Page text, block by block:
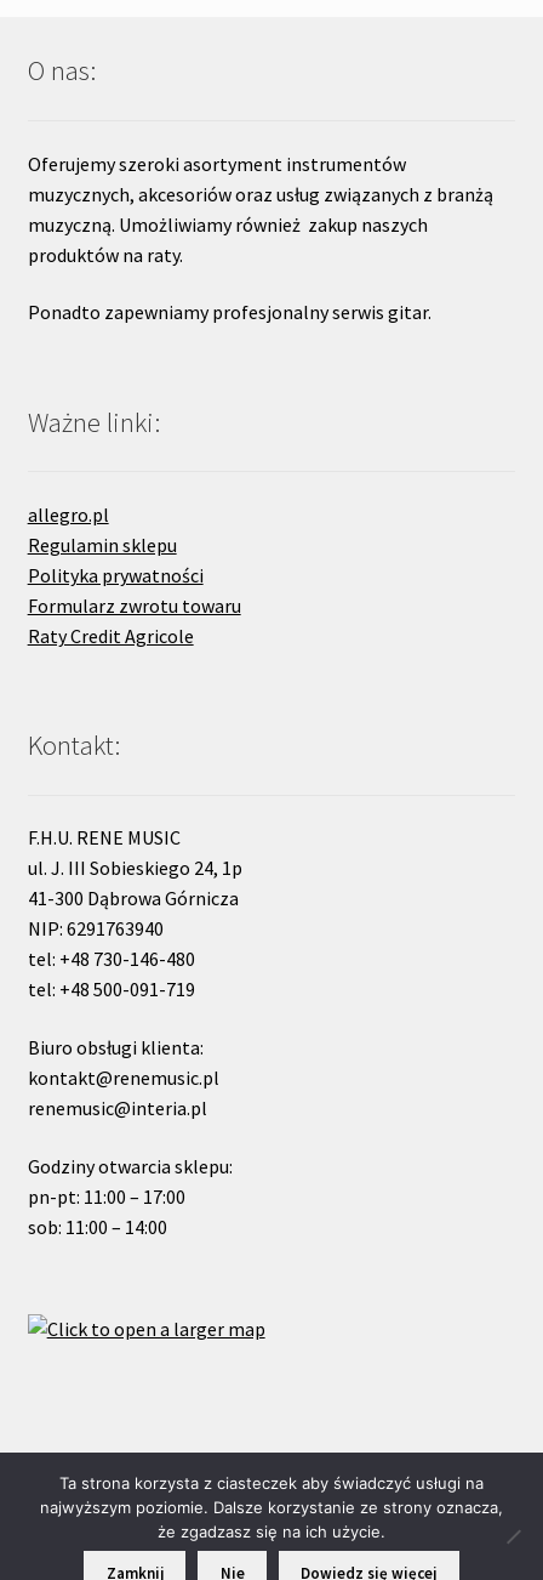
O nas:
Oferujemy szeroki asortyment instrumentów
muzycznych, akcesoriów oraz usług związanych z branżą
muzyczną. Umożliwiamy również zakup naszych
produktów na raty.
Ponadto zapewniamy profesjonalny serwis gitar.
Ważne linki:
allegro.pl
Regulamin sklepu
Polityka prywatności
Formularz zwrotu towaru
Raty Credit Agricole
Kontakt:
F.H.U. RENE MUSIC
ul. J. III Sobieskiego 24, 1p
41-300 Dąbrowa Górnicza
NIP: 6291763940
tel: +48 730-146-480
tel: +48 500-091-719
Biuro obsługi klienta:
kontakt@renemusic.pl
renemusic@interia.pl
Godziny otwarcia sklepu:
pn-pt: 11:00 – 17:00
sob: 11:00 – 14:00
© ReneMusic 2019 Powered by Michal Zalas
Ta strona korzysta z ciasteczek aby świadczyć usługi na
najwyższym poziomie. Dalsze korzystanie ze strony oznacza,
że zgadzasz się na ich użycie.
Zamknij Nie Dowiedz się więcej